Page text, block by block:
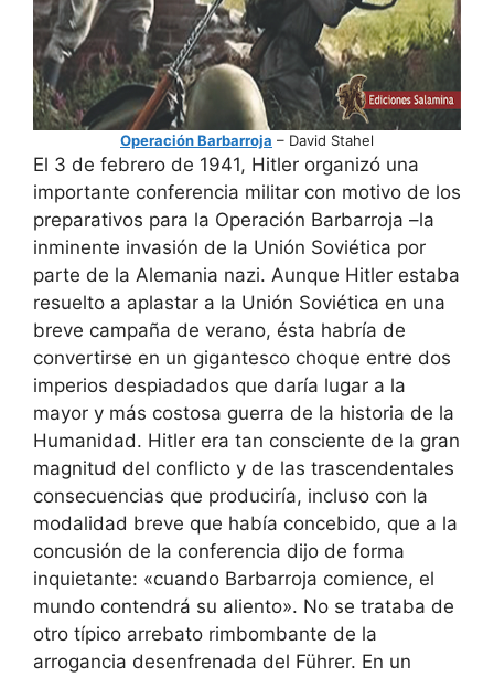
Operación Barbarroja – David Stahel
El 3 de febrero de 1941, Hitler organizó una
importante conferencia militar con motivo de los
preparativos para la Operación Barbarroja –la
inminente invasión de la Unión Soviética por
parte de la Alemania nazi. Aunque Hitler estaba
resuelto a aplastar a la Unión Soviética en una
breve campaña de verano, ésta habría de
convertirse en un gigantesco choque entre dos
imperios despiadados que daría lugar a la
mayor y más costosa guerra de la historia de la
Humanidad. Hitler era tan consciente de la gran
magnitud del conflicto y de las trascendentales
consecuencias que produciría, incluso con la
modalidad breve que había concebido, que a la
concusión de la conferencia dijo de forma
inquietante: «cuando Barbarroja comience, el
mundo contendrá su aliento». No se trataba de
otro típico arrebato rimbombante de la
arrogancia desenfrenada del Führer. En un